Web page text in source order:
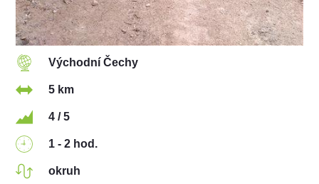
Východní Čechy
5 km
4 / 5
1 - 2 hod.
okruh